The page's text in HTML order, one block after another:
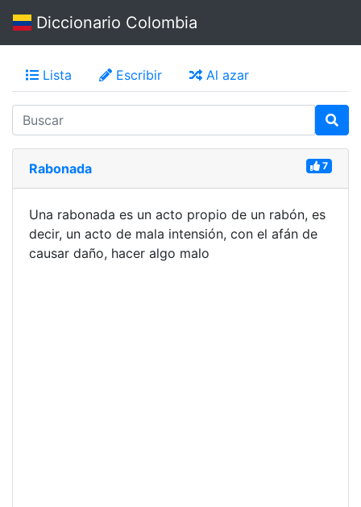
Diccionario Colombia
Lista Escribir Al azar
Rabonada 7
Una rabonada es un acto propio de un rabón, es
decir, un acto de mala intensión, con el afán de
causar daño, hacer algo malo